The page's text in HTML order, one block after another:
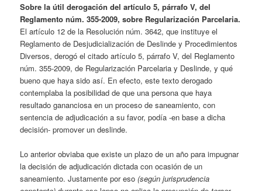
Sobre la útil derogación del artículo 5, párrafo V, del
Reglamento núm. 355-2009, sobre Regularización Parcelaria.
El artículo 12 de la Resolución núm. 3642, que instituye el
Reglamento de Desjudicialización de Deslinde y Procedimientos
Diversos, derogó el citado artículo 5, párrafo V, del Reglamento
núm. 355-2009, de Regularización Parcelaria y Deslinde, y qué
bueno que haya sido así. En efecto, este texto derogado
contemplaba la posibilidad de que una persona que haya
resultado gananciosa en un proceso de saneamiento, con
sentencia de adjudicación a su favor, podía -en base a dicha
decisión- promover un deslinde.
Lo anterior obviaba que existe un plazo de un año para impugnar
la decisión de adjudicación dictada con ocasión de un
saneamiento. Justamente por eso(según jurisprudencia